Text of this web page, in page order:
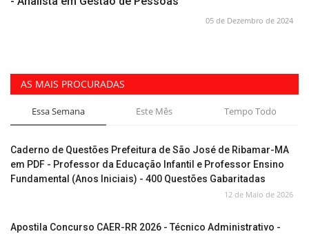
05 de Dezembro de 2024
AS MAIS PROCURADAS
Essa Semana Este Mês Tempo Todo
Caderno de Questões Prefeitura de São José de Ribamar-MA
em PDF - Professor da Educação Infantil e Professor Ensino
Fundamental (Anos Iniciais) - 400 Questões Gabaritadas
12 de Maio de 2026
Apostila Concurso CAER-RR 2026 - Técnico Administrativo -